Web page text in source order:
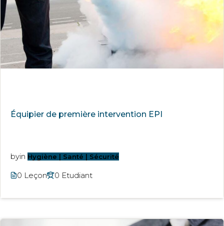
Équipier de première intervention EPI
byin Hygiène | Santé | Sécurité
0 Leçon 0 Etudiant